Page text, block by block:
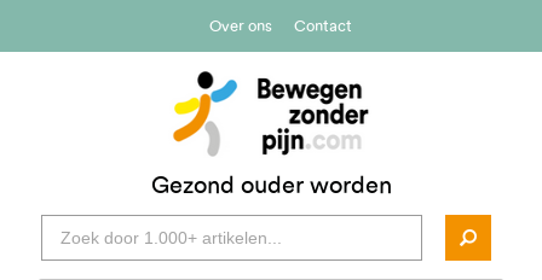
Over ons Contact
Gezond ouder worden